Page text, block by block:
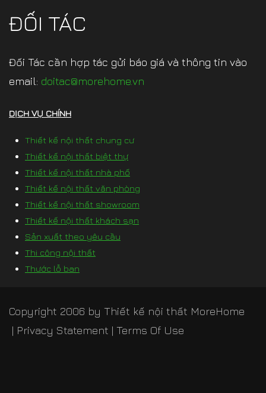
ĐỐI TÁC
Đối Tác cần hợp tác gửi báo giá và thông tin vào
email: doitac@morehome.vn
DỊCH VỤ CHÍNH
Thiết kế nội thất chung cư
Thiết kế nội thất biệt thự
Thiết kế nội thất nhà phố
Thiết kế nội thất văn phòng
Thiết kế nội thất showroom
Thiết kế nội thất khách sạn
Sản xuất theo yêu cầu
Thi công nội thất
Thước lỗ ban
Copyright 2006 by Thiết kế nội thất MoreHome
| Privacy Statement | Terms Of Use